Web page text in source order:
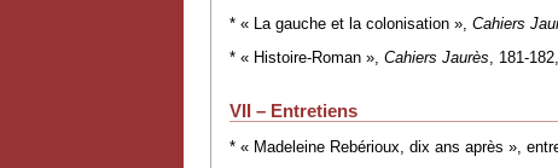
* « La gauche et la colonisation », Cahiers
* « Histoire-Roman », Cahiers Jaurès , 181-
VII – Entretiens
* « Madeleine Rebérioux, dix ans après »,